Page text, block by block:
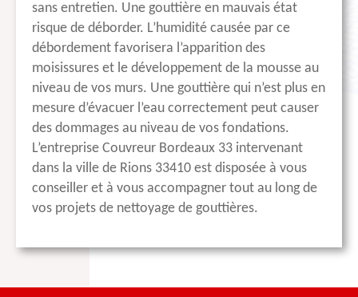
sans entretien. Une gouttière en mauvais état
risque de déborder. L’humidité causée par ce
débordement favorisera l’apparition des
moisissures et le développement de la mousse au
niveau de vos murs. Une gouttière qui n’est plus en
mesure d’évacuer l’eau correctement peut causer
des dommages au niveau de vos fondations.
L’entreprise Couvreur Bordeaux 33 intervenant
dans la ville de Rions 33410 est disposée à vous
conseiller et à vous accompagner tout au long de
vos projets de nettoyage de gouttières.